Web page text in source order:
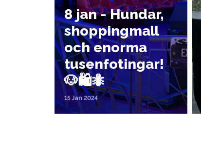
8 jan - Hundar,
shoppingmall
och enorma
tusenfotingar!
🐶🛍️🐜
15 Jan 2024